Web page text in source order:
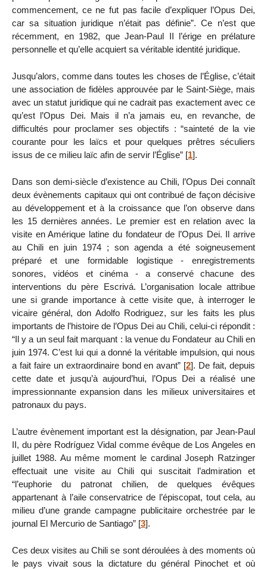
commencement, ce ne fut pas facile d’expliquer l’Opus Dei,
car sa situation juridique n’était pas définie”. Ce n’est que
récemment, en 1982, que Jean-Paul II l’érige en prélature
personnelle et qu’elle acquiert sa véritable identité juridique.
Jusqu’alors, comme dans toutes les choses de l’Église, c’était
une association de fidèles approuvée par le Saint-Siège, mais
avec un statut juridique qui ne cadrait pas exactement avec ce
qu’est l’Opus Dei. Mais il n’a jamais eu, en revanche, de
difficultés pour proclamer ses objectifs : “sainteté de la vie
courante pour les laïcs et pour quelques prêtres séculiers
issus de ce milieu laïc afin de servir l’Église” [1].
Dans son demi-siècle d’existence au Chili, l’Opus Dei connaît
deux évènements capitaux qui ont contribué de façon décisive
au développement et à la croissance que l’on observe dans
les 15 dernières années. Le premier est en relation avec la
visite en Amérique latine du fondateur de l’Opus Dei. Il arrive
au Chili en juin 1974 ; son agenda a été soigneusement
préparé et une formidable logistique - enregistrements
sonores, vidéos et cinéma - a conservé chacune des
interventions du père Escrivá. L’organisation locale attribue
une si grande importance à cette visite que, à interroger le
vicaire général, don Adolfo Rodriguez, sur les faits les plus
importants de l’histoire de l’Opus Dei au Chili, celui-ci répondit :
“Il y a un seul fait marquant : la venue du Fondateur au Chili en
juin 1974. C’est lui qui a donné la véritable impulsion, qui nous
a fait faire un extraordinaire bond en avant” [2]. De fait, depuis
cette date et jusqu’à aujourd’hui, l’Opus Dei a réalisé une
impressionnante expansion dans les milieux universitaires et
patronaux du pays.
L’autre évènement important est la désignation, par Jean-Paul
II, du père Rodríguez Vidal comme évêque de Los Angeles en
juillet 1988. Au même moment le cardinal Joseph Ratzinger
effectuait une visite au Chili qui suscitait l’admiration et
“l’euphorie du patronat chilien, de quelques évêques
appartenant à l’aile conservatrice de l’épiscopat, tout cela, au
milieu d’une grande campagne publicitaire orchestrée par le
journal El Mercurio de Santiago” [3].
Ces deux visites au Chili se sont déroulées à des moments où
le pays vivait sous la dictature du général Pinochet et où